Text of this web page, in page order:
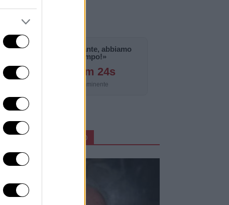
«La notizia è importante, abbiamo
bisogno di tempo!»
125g 8h 25m 23s
Aggiornamento imminente
ARTICOLI IN PRIMO PIANO